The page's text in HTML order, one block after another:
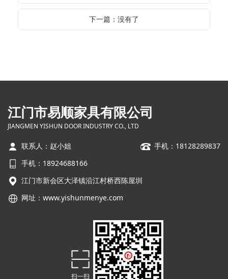
下一篇：没有了
江门市易顺家具有限公司
JIANGMEN YISHUN DOOR INDUSTRY CO., LTD
联系人：赵小姐
手机：18128289837
手机：18924688166
江门市新会区大泽镇沿江村桥西陈屋圳
网址： www.yishunmenye.com
扫一扫